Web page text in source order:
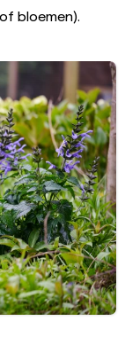
bloemen).